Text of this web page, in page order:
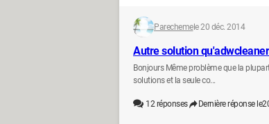
Parechemele 20 déc. 2014
Autre solution
Bonjours Même problème que la
solutions et la seule co...
12réponses Dernière réponse le